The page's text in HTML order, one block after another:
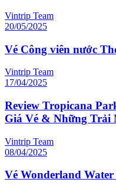
Vintrip Team
20/05/2025
Vé Công viên nước
Vintrip Team
17/04/2025
Review Tropicana
Giá Vé & Những Trải
Vintrip Team
08/04/2025
Vé Wonderland